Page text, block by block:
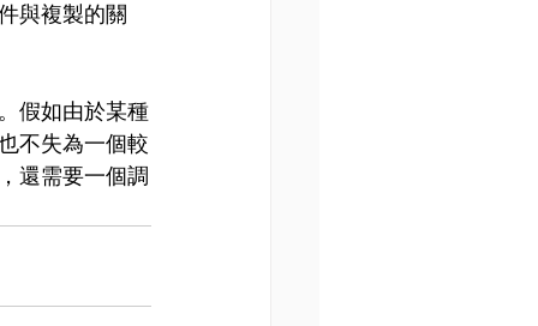
與複製的關
假如由於某種
不失為一個較
還需要一個調